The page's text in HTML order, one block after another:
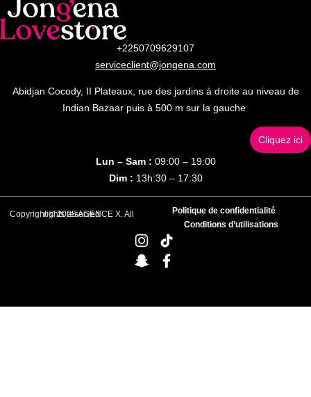
+2250709629107
serviceclient@jongena.com
Abidjan Cocody, II Plateaux, rue des jardins à droite au niveau de
Indian Bazaar puis à 500 m sur la gauche
Cliquez ici
Lun – Sam : 09:00 – 19:00
Dim : 13h:30 – 17:30
Copyright © 2025 AGENCE X. All rights reserved
Politique de confidentialité
Conditions d’utilisations